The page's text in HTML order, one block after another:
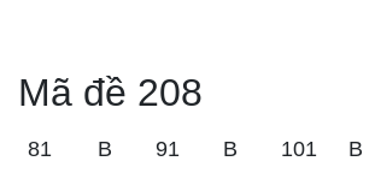
Mã đề 208
81 B 91 B 101 B